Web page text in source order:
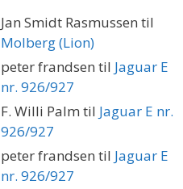
Jan Smidt Rasmussen til
Molberg (Lion)
peter frandsen til Jaguar E
nr. 926/927
F. Willi Palm til Jaguar E nr.
926/927
peter frandsen til Jaguar E
nr. 926/927